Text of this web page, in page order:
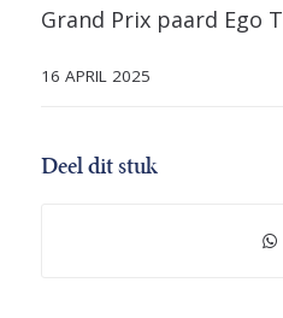
Grand Prix paard Ego
16 APRIL 2025
Deel dit stuk